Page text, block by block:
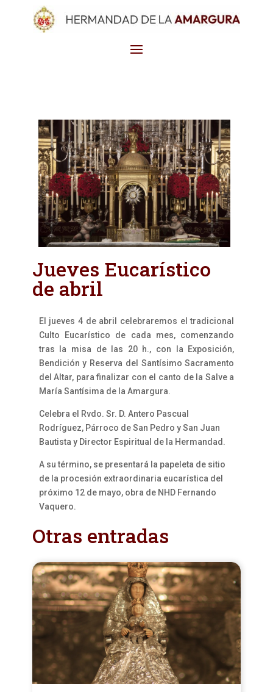
Jueves Eucarístico
de abril
El jueves 4 de abril celebraremos el tradicional
Culto Eucarístico de cada mes, comenzando
tras la misa de las 20 h., con la Exposición,
Bendición y Reserva del Santísimo Sacramento
del Altar, para finalizar con el canto de la Salve a
María Santísima de la Amargura.
Celebra el Rvdo. Sr. D. Antero Pascual
Rodríguez, Párroco de San Pedro y San Juan
Bautista y Director Espiritual de la Hermandad.
A su término, se presentará la papeleta de sitio
de la procesión extraordinaria eucarística del
próximo 12 de mayo, obra de NHD Fernando
Vaquero.
Otras entradas